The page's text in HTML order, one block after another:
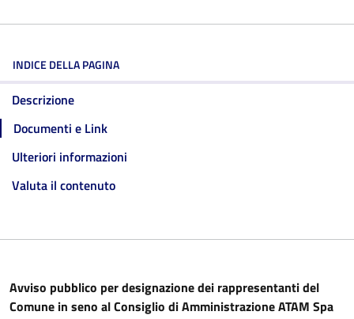
INDICE DELLA PAGINA
Descrizione
Documenti e Link
Ulteriori informazioni
Valuta il contenuto
Avviso pubblico per designazione dei rappresentanti del
Comune in seno al Consiglio di Amministrazione ATAM Spa